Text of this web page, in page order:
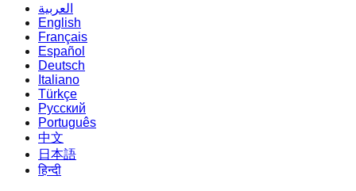
العربية
English
Français
Español
Deutsch
Italiano
Türkçe
Русский
Português
中文
日本語
हिन्दी